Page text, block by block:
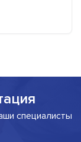
специалисты